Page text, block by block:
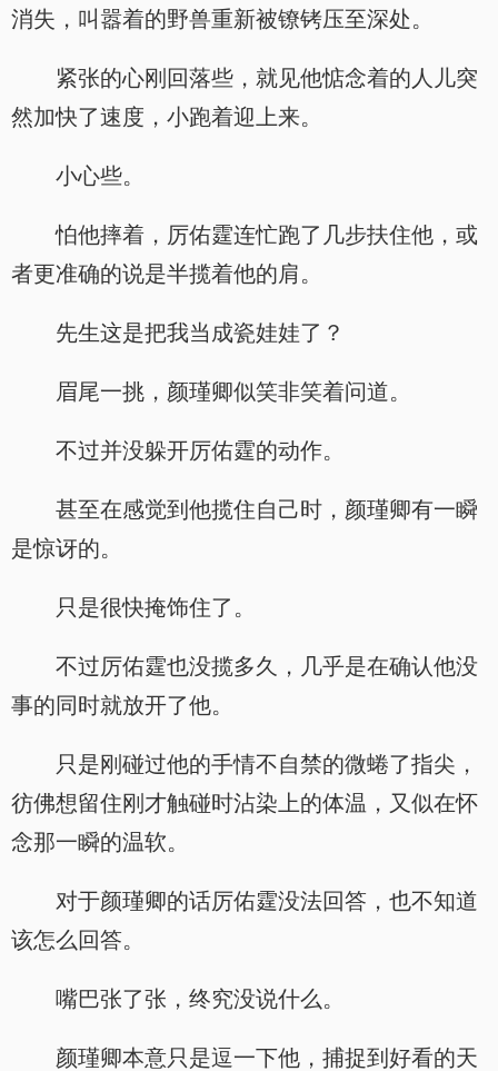
消失，叫嚣着的野兽重新被镣铐压至深处。
紧张的心刚回落些，就见他惦念着的人儿突
然加快了速度，小跑着迎上来。
小心些。
怕他摔着，厉佑霆连忙跑了几步扶住他，或
者更准确的说是半揽着他的肩。
先生这是把我当成瓷娃娃了？
眉尾一挑，颜瑾卿似笑非笑着问道。
不过并没躲开厉佑霆的动作。
甚至在感觉到他揽住自己时，颜瑾卿有一瞬
是惊讶的。
只是很快掩饰住了。
不过厉佑霆也没揽多久，几乎是在确认他没
事的同时就放开了他。
只是刚碰过他的手情不自禁的微蜷了指尖，
彷佛想留住刚才触碰时沾染上的体温，又似在怀
念那一瞬的温软。
对于颜瑾卿的话厉佑霆没法回答，也不知道
该怎么回答。
嘴巴张了张，终究没说什么。
颜瑾卿本意只是逗一下他，捕捉到好看的天